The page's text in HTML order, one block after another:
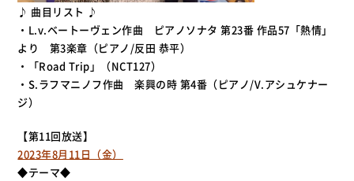
♪ 曲目リスト ♪
・L.v.ベートーヴェン作曲 ピアノソナタ 第23番 作品57「熱情」
より 第3楽章（ピアノ/反田 恭平）
・「Road Trip」（NCT127）
・S.ラフマニノフ作曲 楽興の時 第4番（ピアノ/V.アシュケナー
ジ）
【第11回放送】
2023年8月11日（金）
◆テーマ◆